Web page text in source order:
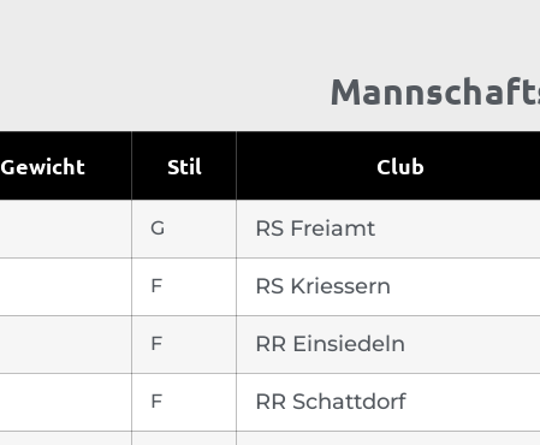
Gewicht Stil Club
G RS Freiamt
F RS Kriessern
F RR Einsiedeln
F RR Schattdorf